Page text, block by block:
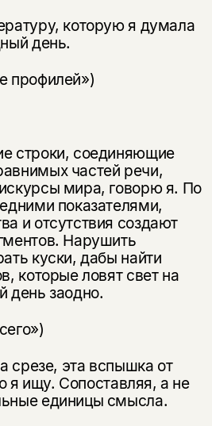
которую я думала
день.
профилей»)
строки, соединяющие
частей речи,
мира, говорю я. По
показателями,
и отсутствия создают
Нарушить
куски, дабы найти
которые ловят свет на
день заодно.
срезе, эта вспышка от
я ищу. Сопоставляя, а не
единицы смысла.